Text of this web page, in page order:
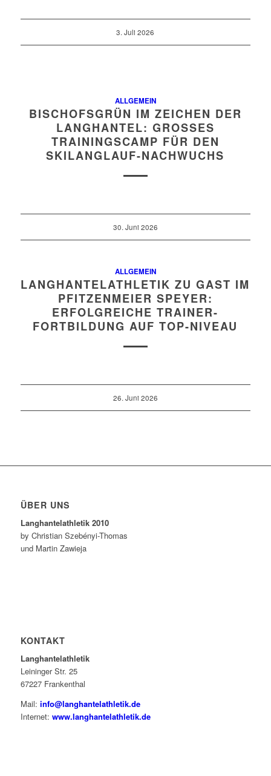
3. Juli 2026
ALLGEMEIN
BISCHOFSGRÜN IM ZEICHEN DER
LANGHANTEL: GROSSES T
RAININGSCAMP FÜR DEN S
KILANGLAUF-NACHWUCHS
30. Juni 2026
ALLGEMEIN
LANGHANTELATHLETIK ZU GAST IM
PFITZENMEIER SPEYER:
ERFOLGREICHE TRAINER-
FORTBILDUNG AUF TOP-NIVEAU
26. Juni 2026
ÜBER UNS
Langhantelathletik 2010
by Christian Szebényi-Thomas
und Martin Zawieja
KONTAKT
Langhantelathletik
Leininger Str. 25
67227 Frankenthal
Mail: info@langhantelathletik.de
Internet: www.langhantelathletik.de